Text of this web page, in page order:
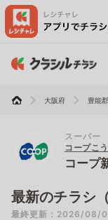
大阪府 豊能
スーパー
コープこ
コープ
最新のチラシ
最終更新：2026/08/